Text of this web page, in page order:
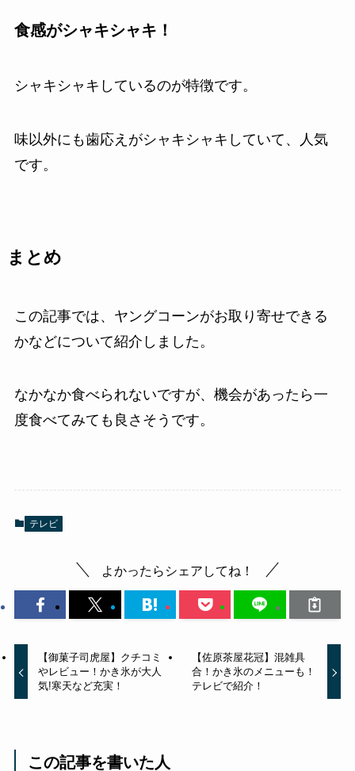
食感がシャキシャキ！
シャキシャキしているのが特徴です。
味以外にも歯応えがシャキシャキしていて、人気
です。
まとめ
この記事では、ヤングコーンがお取り寄せできる
かなどについて紹介しました。
なかなか食べられないですが、機会があったら一
度食べてみても良さそうです。
テレビ
よかったらシェアしてね！
【御菓子司虎屋】クチコミ
やレビュー！かき氷が大人
気!寒天など充実！
【佐原茶屋花冠】混雑具
合！かき氷のメニューも！
テレビで紹介！
この記事を書いた人